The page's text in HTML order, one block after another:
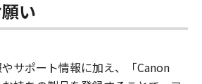
い
サポート情報に加え、「Canon